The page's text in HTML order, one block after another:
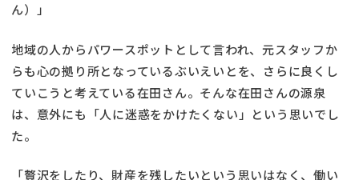
ん）」
地域の人からパワースポットとして言われ、元スタッフか
らも心の拠り所となっているぶいえいとを、さらに良くし
ていこうと考えている在田さん。そんな在田さんの源泉
は、意外にも「人に迷惑をかけたくない」という思いでし
た。
「贅沢をしたり、財産を残したいという思いはなく、働い